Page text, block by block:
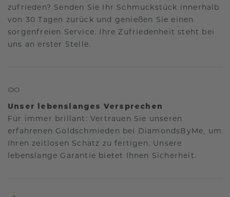
zufrieden? Senden Sie Ihr Schmuckstück innerhalb
von 30 Tagen zurück und genießen Sie einen
sorgenfreien Service. Ihre Zufriedenheit steht bei
uns an erster Stelle.
Unser lebenslanges Versprechen
Für immer brillant: Vertrauen Sie unseren
erfahrenen Goldschmieden bei DiamondsByMe, um
Ihren zeitlosen Schatz zu fertigen. Unsere
lebenslange Garantie bietet Ihnen Sicherheit.